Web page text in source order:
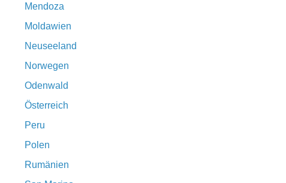
Mendoza
Moldawien
Neuseeland
Norwegen
Odenwald
Österreich
Peru
Polen
Rumänien